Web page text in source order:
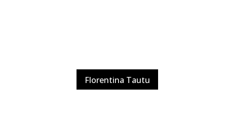
Florentina Tautu